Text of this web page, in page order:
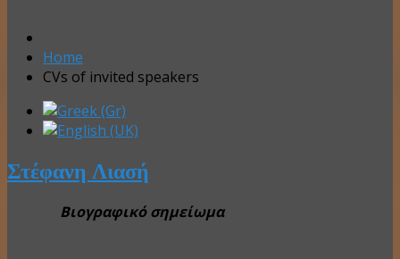
Home
CVs of invited speakers
Στέφανη Λιασή
Βιογραφικό σημείωμα